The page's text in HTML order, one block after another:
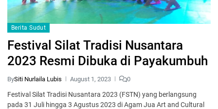
Berita Sudut
Festival Silat Tradisi Nusantara
2023 Resmi Dibuka di Payakumbuh
BySiti Nurlaila Lubis August 1, 2023 0
Festival Silat Tradisi Nusantara 2023 (FSTN) yang berlangsung
pada 31 Juli hingga 3 Agustus 2023 di Agam Jua Art and Cultural